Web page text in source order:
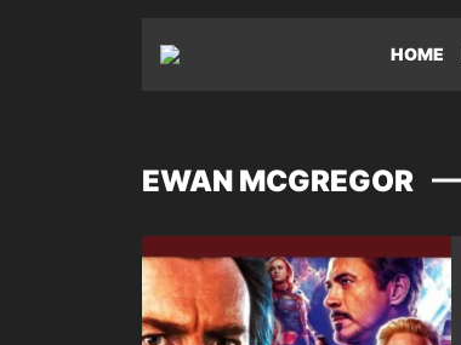
HOME
EWAN MCGREGOR